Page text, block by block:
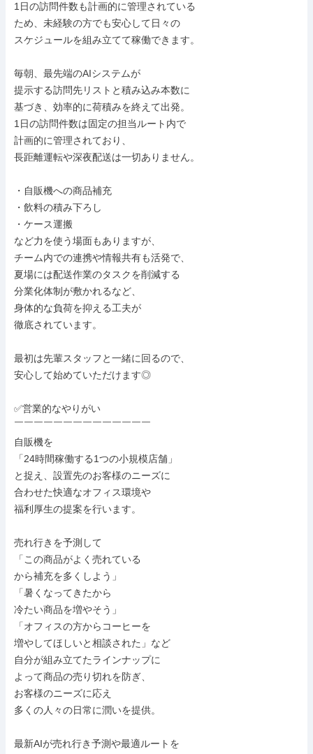
1日の訪問件数も計画的に管理されている
ため、未経験の方でも安心して日々の
スケジュールを組み立てて稼働できます。
毎朝、最先端のAIシステムが
提示する訪問先リストと積み込み本数に
基づき、効率的に荷積みを終えて出発。
1日の訪問件数は固定の担当ルート内で
計画的に管理されており、
長距離運転や深夜配送は一切ありません。
・自販機への商品補充
・飲料の積み下ろし
・ケース運搬
など力を使う場面もありますが、
チーム内での連携や情報共有も活発で、
夏場には配送作業のタスクを削減する
分業化体制が敷かれるなど、
身体的な負荷を抑える工夫が
徹底されています。
最初は先輩スタッフと一緒に回るので、
安心して始めていただけます◎
✅営業的なやりがい
￣￣￣￣￣￣￣￣￣￣￣￣￣￣
自販機を
「24時間稼働する1つの小規模店舗」
と捉え、設置先のお客様のニーズに
合わせた快適なオフィス環境や
福利厚生の提案を行います。
売れ行きを予測して
「この商品がよく売れている
から補充を多くしよう」
「暑くなってきたから
冷たい商品を増やそう」
「オフィスの方からコーヒーを
増やしてほしいと相談された」など
自分が組み立てたラインナップに
よって商品の売り切れを防ぎ、
お客様のニーズに応え
多くの人々の日常に潤いを提供。
最新AIが売れ行き予測や最適ルートを